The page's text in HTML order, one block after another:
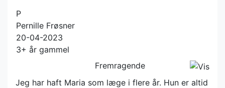
P
Pernille Frøsner
20-04-2023
3+ år gammel
Fremragende
Jeg har haft Maria som læge i flere år. Hun er altid